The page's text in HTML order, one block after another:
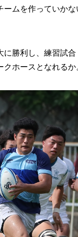
ムを作っていか
勝利し、練習試
ホースとなれるか